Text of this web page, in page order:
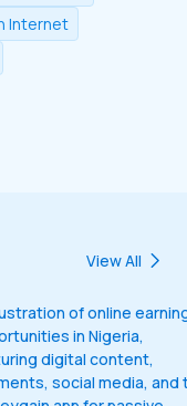
Internet
View All